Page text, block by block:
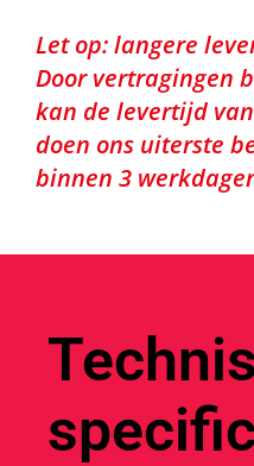
Let op: langere
Door vertragingen
kan de levertijd
doen ons uiterste
binnen 3